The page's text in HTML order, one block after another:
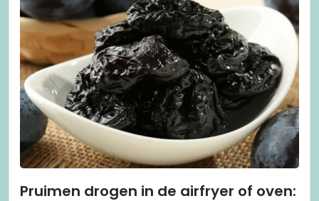
Pruimen drogen in de airfryer of oven: